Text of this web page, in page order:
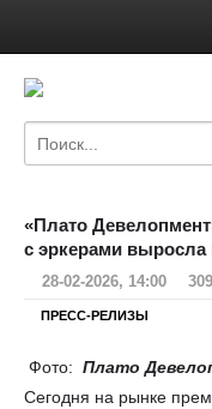
«Плато
с эркерами выросла
28-02-2026, 14:00 309
ПРЕСС-РЕЛИЗЫ
Фото: Плато
Сегодня на рынке